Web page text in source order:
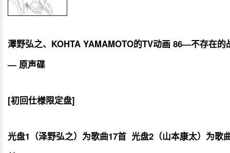
澤野弘之、KOHTA YAMAMOTO的TV动画 86―不存在的
― 原声碟
[初回仕様限定盘]
光盘1（泽野弘之）为歌曲17首 光盘2（山本康太）为歌